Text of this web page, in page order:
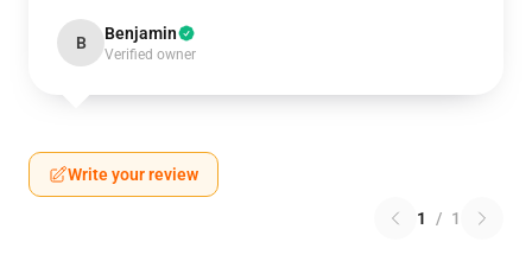
B Benjamin
Verified owner
Write your review
1 / 1